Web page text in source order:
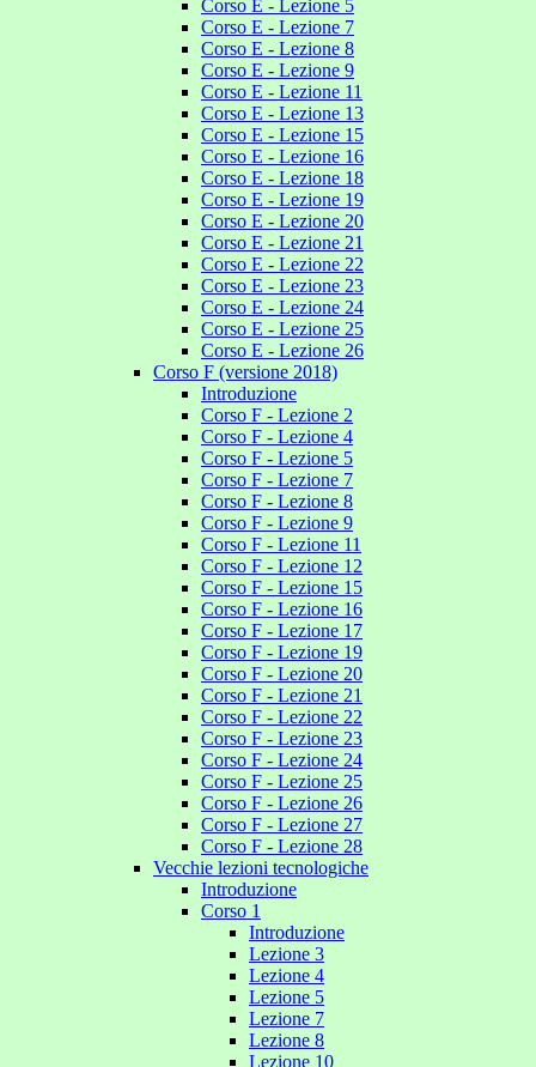
Corso E - Lezione 5
Corso E - Lezione 7
Corso E - Lezione 8
Corso E - Lezione 9
Corso E - Lezione 11
Corso E - Lezione 13
Corso E - Lezione 15
Corso E - Lezione 16
Corso E - Lezione 18
Corso E - Lezione 19
Corso E - Lezione 20
Corso E - Lezione 21
Corso E - Lezione 22
Corso E - Lezione 23
Corso E - Lezione 24
Corso E - Lezione 25
Corso E - Lezione 26
Corso F (versione 2018)
Introduzione
Corso F - Lezione 2
Corso F - Lezione 4
Corso F - Lezione 5
Corso F - Lezione 7
Corso F - Lezione 8
Corso F - Lezione 9
Corso F - Lezione 11
Corso F - Lezione 12
Corso F - Lezione 15
Corso F - Lezione 16
Corso F - Lezione 17
Corso F - Lezione 19
Corso F - Lezione 20
Corso F - Lezione 21
Corso F - Lezione 22
Corso F - Lezione 23
Corso F - Lezione 24
Corso F - Lezione 25
Corso F - Lezione 26
Corso F - Lezione 27
Corso F - Lezione 28
Vecchie lezioni tecnologiche
Introduzione
Corso 1
Introduzione
Lezione 3
Lezione 4
Lezione 5
Lezione 7
Lezione 8
Lezione 10